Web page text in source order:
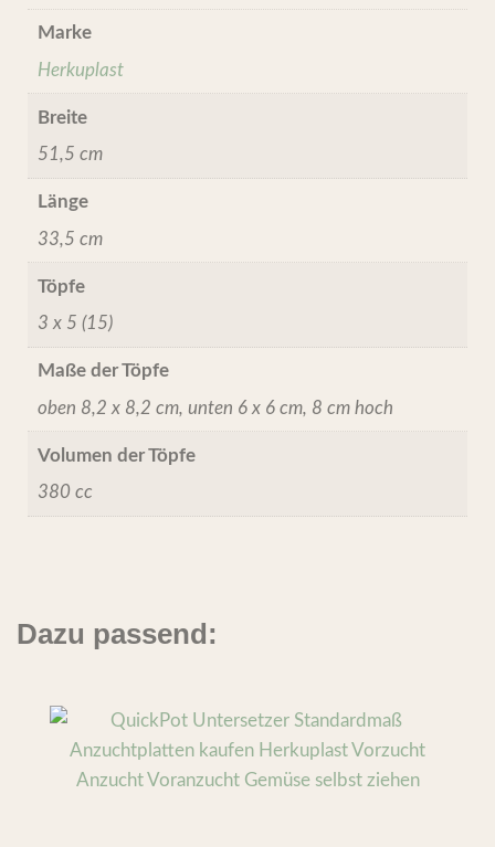
Marke
Herkuplast
Breite
51,5 cm
Länge
33,5 cm
Töpfe
3 x 5 (15)
Maße der Töpfe
oben 8,2 x 8,2 cm, unten 6 x 6 cm, 8 cm hoch
Volumen der Töpfe
380 cc
Dazu passend: